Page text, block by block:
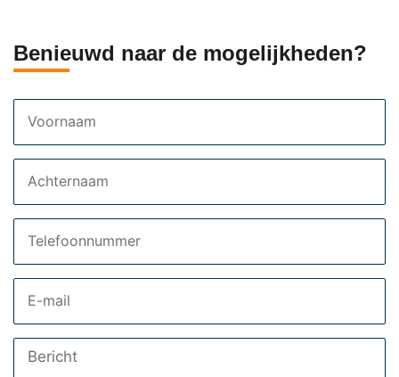
Benieuwd naar de mogelijkheden?
Bericht